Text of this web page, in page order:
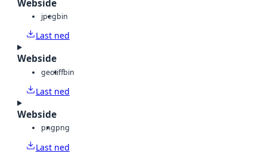
Webside
jpegbin
Last ned
Webside
geotiffbin
Last ned
Webside
pngpng
Last ned